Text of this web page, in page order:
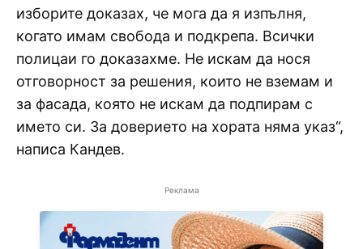
изборите доказах, че мога да я изпълня,
когато имам свобода и подкрепа. Всички
полицаи го доказахме. Не искам да нося
отговорност за решения, които не вземам и
за фасада, която не искам да подпирам с
името си. За доверието на хората няма указ“,
написа Кандев.
Реклама